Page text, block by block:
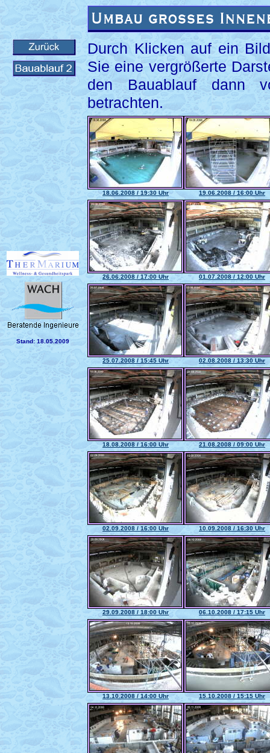
Stand: 18.05.2009
Durch Klicken auf ein
Sie eine vergrößerte
den Bauablauf dann
betrachten.
18.06.2008 / 19:30 Uhr 19.06.2008 / 16:00 Uhr
26.06.2008 / 17:00 Uhr 01.07.2008 / 12:00 Uhr
25.07.2008 / 15:45 Uhr 02.08.2008 / 13:30 Uhr
18.08.2008 / 16:00 Uhr 21.08.2008 / 09:00 Uhr
02.09.2008 / 16:00 Uhr 10.09.2008 / 16:30 Uhr
29.09.2008 / 18:00 Uhr 06.10.2008 / 17:15 Uhr
13.10.2008 / 14:00 Uhr 15.10.2008 / 15:15 Uhr